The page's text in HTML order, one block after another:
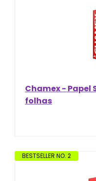
Chamex - Papel
folhas
BESTSELLER NO. 2